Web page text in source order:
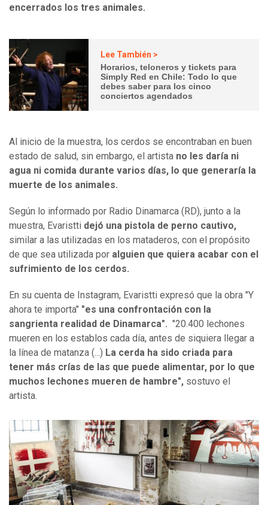
encerrados los tres animales.
Lee También >
Horarios, teloneros y tickets para
Simply Red en Chile: Todo lo que
debes saber para los cinco
conciertos agendados
Al inicio de la muestra, los cerdos se encontraban en buen
estado de salud, sin embargo, el artista no les daría ni
agua ni comida durante varios días, lo que generaría la
muerte de los animales.
Según lo informado por Radio Dinamarca (RD), junto a la
muestra, Evaristti dejó una pistola de perno cautivo,
similar a las utilizadas en los mataderos, con el propósito
de que sea utilizada por alguien que quiera acabar con el
sufrimiento de los cerdos.
En su cuenta de Instagram, Evaristti expresó que la obra "Y
ahora te importa" "es una confrontación con la
sangrienta realidad de Dinamarca". "20.400 lechones
mueren en los establos cada día, antes de siquiera llegar a
la línea de matanza (...) La cerda ha sido criada para
tener más crías de las que puede alimentar, por lo que
muchos lechones mueren de hambre", sostuvo el
artista.